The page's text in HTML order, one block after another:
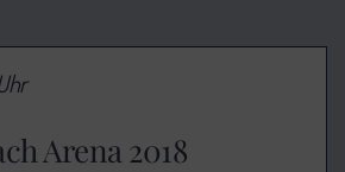
Arena 2018